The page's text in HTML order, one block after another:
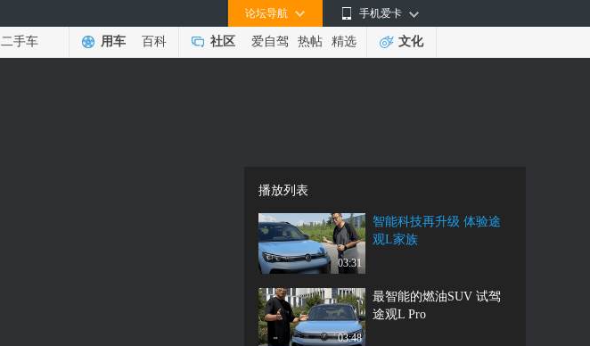
手机爱卡
论坛导航
二手车 用车 百科 社区 爱自驾 热帖 精选 文化
播放列表
03:31
智能科技再升级 体验途
观L家族
03:48
最智能的燃油SUV 试驾
途观L Pro